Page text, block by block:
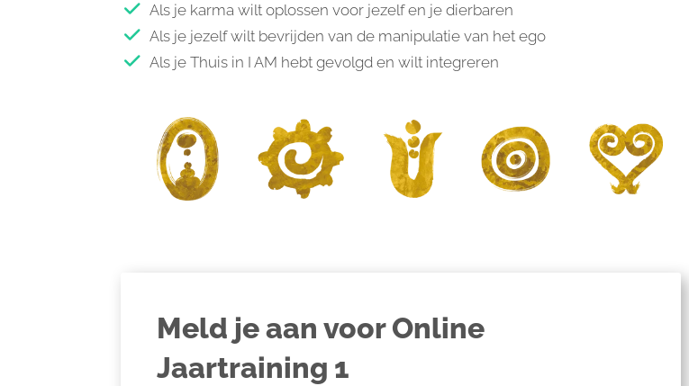
Als je karma wilt oplossen voor jezelf en je dierbaren
Als je jezelf wilt bevrijden van de manipulatie van het ego
Als je Thuis in I AM hebt gevolgd en wilt integreren
Meld je aan voor Online
Jaartraining 1